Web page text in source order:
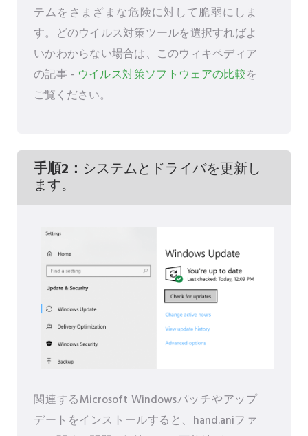
テムをさまざまな危険に対して脆弱にしま
す。どのウイルス対策ツールを選択すればよ
いかわからない場合は、このウィキペディア
の記事 - ウイルス対策ソフトウェアの比較を
ご覧ください。
手順2： システムとドライバを更新し
ます。
関連するMicrosoft Windowsパッチやアップ
デートをインストールすると、hand.aniファ